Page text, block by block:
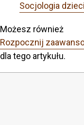
Socjologia
Możesz również
Rozpocznij
dla tego artykułu.